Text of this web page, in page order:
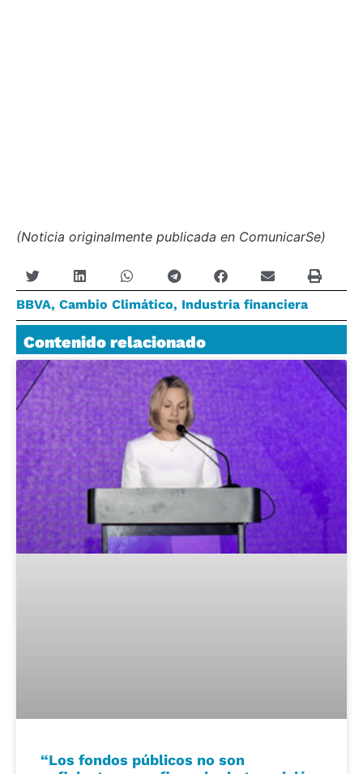
(Noticia originalmente publicada en ComunicarSe)
BBVA, Cambio Climático, Industria financiera
Contenido relacionado
“Los fondos públicos no son